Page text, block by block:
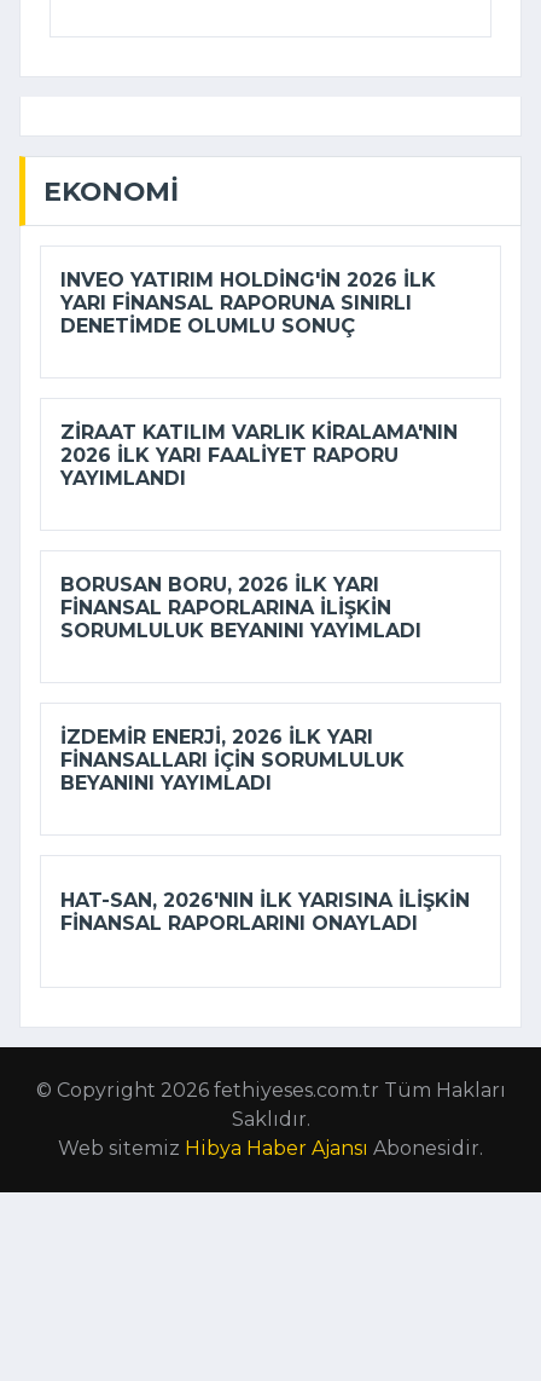
EKONOMI
INVEO YATIRIM HOLDING'IN 2026 ILK
YARI FINANSAL RAPORUNA SINIRLI
DENETIMDE OLUMLU SONUÇ
ZIRAAT KATILIM VARLIK KIRALAMA'NIN
2026 ILK YARI FAALIYET RAPORU
YAYIMLANDI
BORUSAN BORU, 2026 ILK YARI
FINANSAL RAPORLARINA ILIŞKIN
SORUMLULUK BEYANINI YAYIMLADI
İZDEMİR ENERJI, 2026 ILK YARI
FINANSALLARI IÇIN SORUMLULUK
BEYANINI YAYIMLADI
HAT-SAN, 2026'NIN ILK YARISINA ILIŞKIN
FINANSAL RAPORLARINI ONAYLADI
© Copyright 2026 fethiyeses.com.tr Tüm Hakları
Saklıdır.
Web sitemiz Hibya Haber Ajansı Abonesidir.